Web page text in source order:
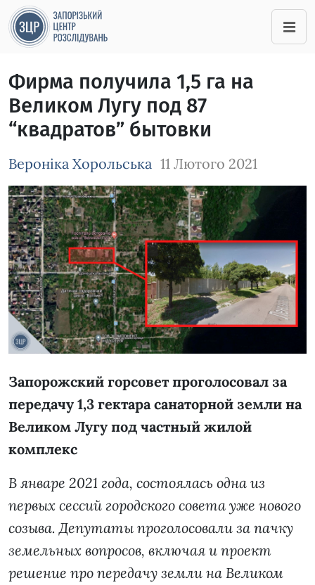
Фирма получила 1,5 га на
Великом Лугу под 87
“квадратов” бытовки
Вероніка Хорольська 11 Лютого 2021
Зображення завантажується
Запорожский горсовет проголосовал за
передачу 1,3 гектара санаторной земли на
Великом Лугу под частный жилой
комплекс
В январе 2021 года, состоялась одна из
первых сессий городского совета уже нового
созыва. Депутаты проголосовали за пачку
земельных вопросов, включая и проект
решение про передачу земли на Великом